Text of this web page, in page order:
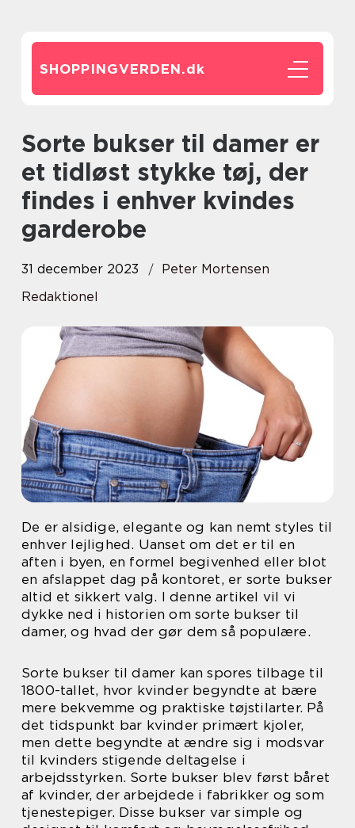
SHOPPINGVERDEN.dk
Sorte bukser til damer er
et tidløst stykke tøj, der
findes i enhver kvindes
garderobe
31 december 2023
Peter Mortensen
Redaktionel
De er alsidige, elegante og kan nemt styles til
enhver lejlighed. Uanset om det er til en
aften i byen, en formel begivenhed eller blot
en afslappet dag på kontoret, er sorte bukser
altid et sikkert valg. I denne artikel vil vi
dykke ned i historien om sorte bukser til
damer, og hvad der gør dem så populære.
Sorte bukser til damer kan spores tilbage til
1800-tallet, hvor kvinder begyndte at bære
mere bekvemme og praktiske tøjstilarter. På
det tidspunkt bar kvinder primært kjoler,
men dette begyndte at ændre sig i modsvar
til kvinders stigende deltagelse i
arbejdsstyrken. Sorte bukser blev først båret
af kvinder, der arbejdede i fabrikker og som
tjenestepiger. Disse bukser var simple og